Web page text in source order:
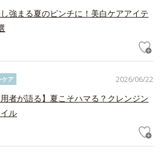
強まる夏のピンチに！美白ケアアイテ
2026/06/22
ケア
用者が語る】夏こそハマる？クレンジン
ル